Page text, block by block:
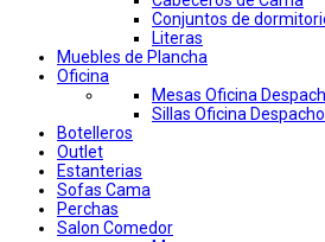
Conjuntos de
Literas
Muebles de Plancha
Oficina
Mesas Oficina
Sillas Oficina
Botelleros
Outlet
Estanterias
Sofas Cama
Perchas
Salon Comedor